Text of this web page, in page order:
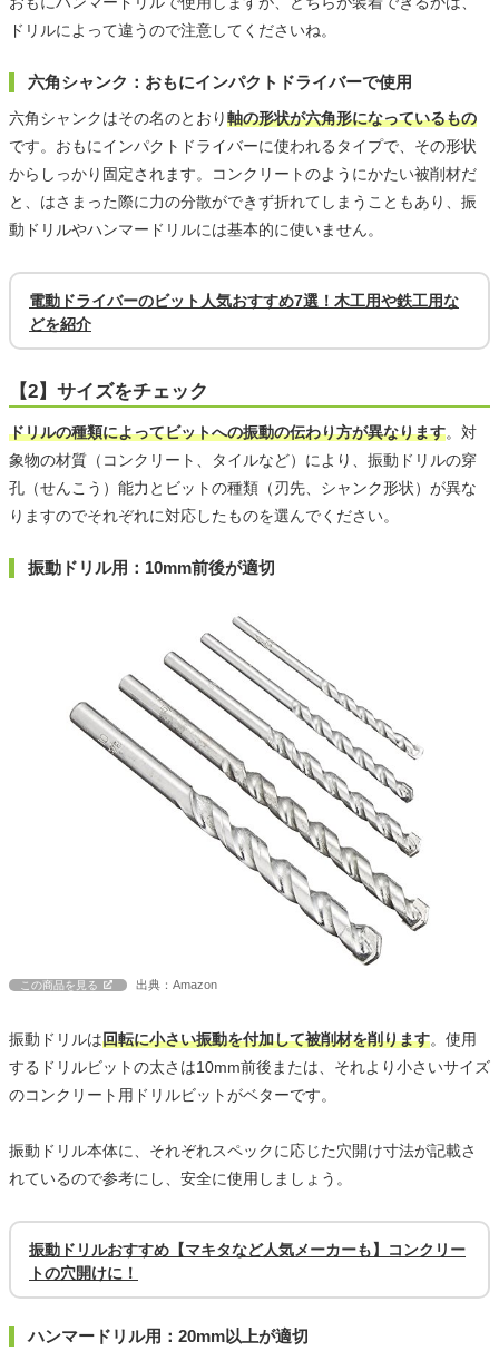
ドリルによって違うので注意してくださいね。
六角シャンク：おもにインパクトドライバーで使用
六角シャンクはその名のとおり軸の形状が六角形になっているもの
です。おもにインパクトドライバーに使われるタイプで、その形状
からしっかり固定されます。コンクリートのようにかたい被削材だ
と、はさまった際に力の分散ができず折れてしまうこともあり、振
動ドリルやハンマードリルには基本的に使いません。
電動ドライバーのビット人気おすすめ7選！木工用や鉄工用な
どを紹介
【2】サイズをチェック
ドリルの種類によってビットへの振動の伝わり方が異なります。対
象物の材質（コンクリート、タイルなど）により、振動ドリルの穿
孔（せんこう）能力とビットの種類（刃先、シャンク形状）が異な
りますのでそれぞれに対応したものを選んでください。
振動ドリル用：10mm前後が適切
この商品を見る 出典：Amazon
振動ドリルは回転に小さい振動を付加して被削材を削ります。使用
するドリルビットの太さは10mm前後または、それより小さいサイズ
のコンクリート用ドリルビットがベターです。
振動ドリル本体に、それぞれスペックに応じた穴開け寸法が記載さ
れているので参考にし、安全に使用しましょう。
振動ドリルおすすめ【マキタなど人気メーカーも】コンクリー
トの穴開けに！
ハンマードリル用：20mm以上が適切